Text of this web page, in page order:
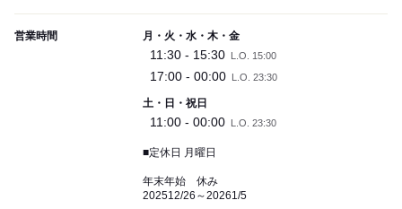
営業時間 月・火・水・木・金
11:30 - 15:30 L.O. 15:00
17:00 - 00:00 L.O. 23:30
土・日・祝日
11:00 - 00:00 L.O. 23:30
■定休日 月曜日
年末年始 休み
202512/26～20261/5